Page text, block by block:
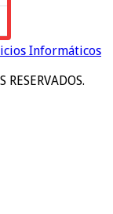
Informáticos